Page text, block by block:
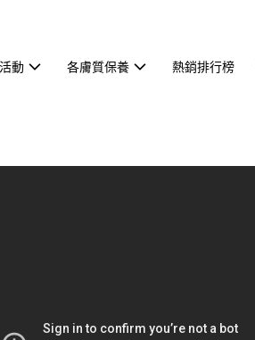
動 各膚質保養 熱銷排行榜